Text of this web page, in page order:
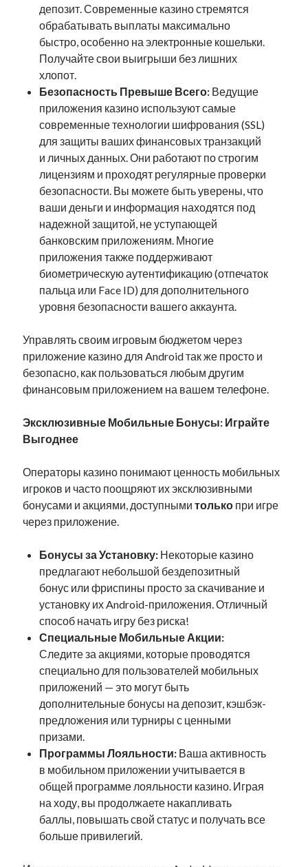
депозит. Современные казино стремятся
обрабатывать выплаты максимально
быстро, особенно на электронные кошельки.
Получайте свои выигрыши без лишних
хлопот.
Безопасность Превыше Всего: Ведущие
приложения казино используют самые
современные технологии шифрования (SSL)
для защиты ваших финансовых транзакций
и личных данных. Они работают по строгим
лицензиям и проходят регулярные проверки
безопасности. Вы можете быть уверены, что
ваши деньги и информация находятся под
надежной защитой, не уступающей
банковским приложениям. Многие
приложения также поддерживают
биометрическую аутентификацию (отпечаток
пальца или Face ID) для дополнительного
уровня безопасности вашего аккаунта.
Управлять своим игровым бюджетом через
приложение казино для Android так же просто и
безопасно, как пользоваться любым другим
финансовым приложением на вашем телефоне.
Эксклюзивные Мобильные Бонусы: Играйте
Выгоднее
Операторы казино понимают ценность мобильных
игроков и часто поощряют их эксклюзивными
бонусами и акциями, доступнымитолько при игре
через приложение.
Бонусы за Установку: Некоторые казино
предлагают небольшой бездепозитный
бонус или фриспины просто за скачивание и
установку их Android-приложения. Отличный
способ начать игру без риска!
Специальные Мобильные Акции:
Следите за акциями, которые проводятся
специально для пользователей мобильных
приложений — это могут быть
дополнительные бонусы на депозит, кэшбэк-
предложения или турниры с ценными
призами.
Программы Лояльности: Ваша активность
в мобильном приложении учитывается в
общей программе лояльности казино. Играя
на ходу, вы продолжаете накапливать
баллы, повышать свой статус и получать все
больше привилегий.